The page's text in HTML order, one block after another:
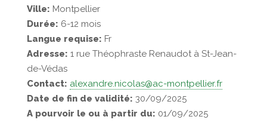
Ville: Montpellier
Durée: 6-12 mois
Langue requise: Fr
Adresse: 1 rue Théophraste Renaudot à St-Jean-
de-Védas
Contact: alexandre.nicolas@ac-montpellier.fr
Date de fin de validité: 30/09/2025
A pourvoir le ou à partir du: 01/09/2025